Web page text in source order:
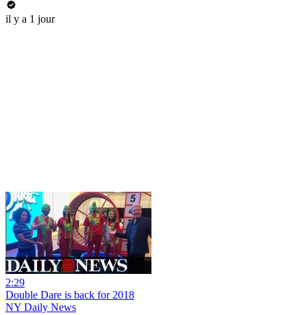
il y a 1 jour
2:29
Double Dare is back for 2018
NY Daily News